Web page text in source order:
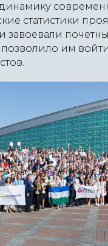
статистики
завоевали
позволило им